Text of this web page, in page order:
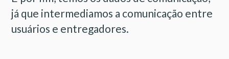
já que intermediamos a comunicação entre
usuários e entregadores.